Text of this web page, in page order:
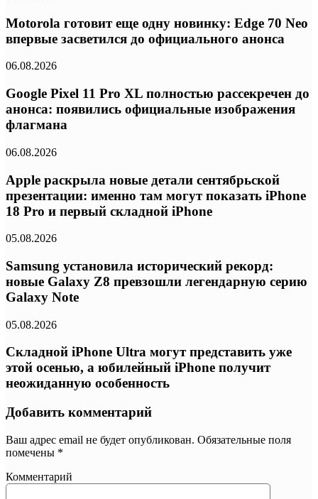
Motorola готовит еще одну новинку: Edge 70 Neo
впервые засветился до официального анонса
06.08.2026
Google Pixel 11 Pro XL полностью рассекречен до
анонса: появились официальные изображения
флагмана
06.08.2026
Apple раскрыла новые детали сентябрьской
презентации: именно там могут показать iPhone
18 Pro и первый складной iPhone
05.08.2026
Samsung установила исторический рекорд:
новые Galaxy Z8 превзошли легендарную серию
Galaxy Note
05.08.2026
Складной iPhone Ultra могут представить уже
этой осенью, а юбилейный iPhone получит
неожиданную особенность
Добавить комментарий
Ваш адрес email не будет опубликован. Обязательные поля
помечены *
Комментарий